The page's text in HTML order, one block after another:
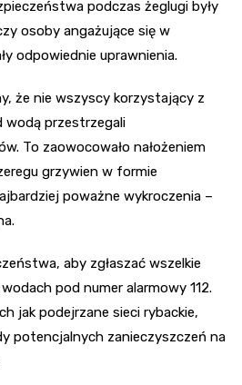
podczas żeglugi były
osoby angażujące się w
odpowiednie uprawnienia.
że nie wszyscy korzystający z
wodą przestrzegali
To zaowocowało nałożeniem
grzywien w formie
poważne wykroczenia –
aby zgłaszać wszelkie
pod numer alarmowy 112.
jak podejrzane sieci rybackie,
potencjalnych zanieczyszczeń na